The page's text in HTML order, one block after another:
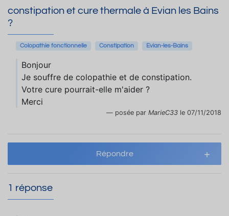
constipation et cure thermale à Evian les Bains
?
Colopathie fonctionnelle Constipation Evian-les-Bains
Bonjour
Je souffre de colopathie et de constipation.
Votre cure pourrait-elle m'aider ?
Merci
posée par MarieC33 le 07/11/2018
Répondre
1 réponse